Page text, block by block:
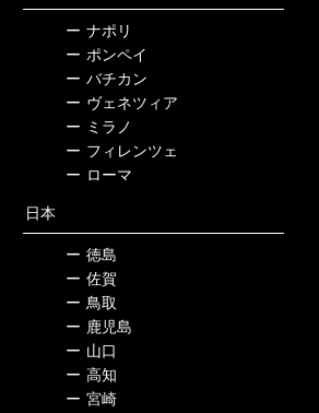
ー ナポリ
ー ポンペイ
ー バチカン
ー ヴェネツィア
ー ミラノ
ー フィレンツェ
ー ローマ
日本
ー 徳島
ー 佐賀
ー 鳥取
ー 鹿児島
ー 山口
ー 高知
ー 宮崎